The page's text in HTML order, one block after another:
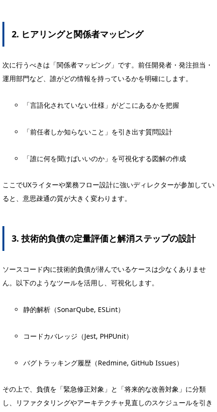
2. ヒアリングと関係者マッピング
次に行うべきは「関係者マッピング」です。前任開発者・発注担当・
運用部門など、誰がどの情報を持っているかを明確にします。
「言語化されていない仕様」がどこにあるかを把握
「前任者しか知らないこと」を引き出す質問設計
「誰に何を聞けばいいのか」を可視化する図解の作成
ここでUXライターや業務フロー設計に強いディレクターが参加してい
ると、意思疎通の質が大きく変わります。
3. 技術的負債の定量評価と解消ステップの設計
ソースコード内に技術的負債が潜んでいるケースは少なくありませ
ん。以下のようなツールを活用し、可視化します。
静的解析（SonarQube, ESLint）
コードカバレッジ（Jest, PHPUnit）
バグトラッキング履歴（Redmine, GitHub Issues）
その上で、負債を「緊急修正対象」と「将来的な改善対象」に分類
し、リファクタリングやアーキテクチャ見直しのスケジュールを引き